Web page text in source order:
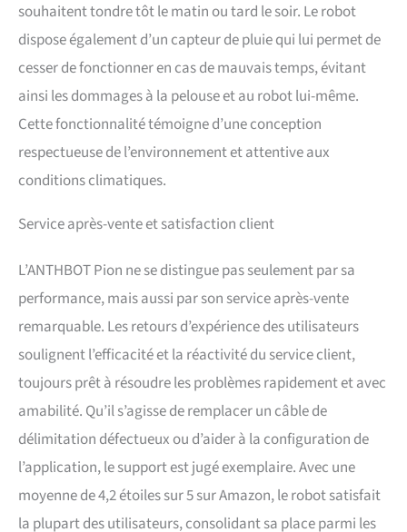
automatiquement pour
terminer le travail de tonte
avec succès 【Pentes de
poignée jusqu'à 45 % (24°)】
: notre robot tondeuse peut
gérer des pentes jusqu'à 45
% (24°). Équipé de capteurs
de bosses, il détecte les
pelouse. Avec un indice
permet d'être utilisé dans
légère et humide (la
détection de pluie doit être
désactivée via
l'application), et il peut être
facilement nettoyé avec un
tuyau d'arrosage 【Charge
automatique】: équipé
d'une grande batterie, notre
robot tondeuse offre 70
minutes de temps de coupe
efficace par charge. Lorsque
le niveau de la batterie
souhaitent tondre tôt le matin ou tard le soir. Le robot
dispose également d’un capteur de pluie qui lui permet de
cesser de fonctionner en cas de mauvais temps, évitant
ainsi les dommages à la pelouse et au robot lui-même.
Cette fonctionnalité témoigne d’une conception
respectueuse de l’environnement et attentive aux
conditions climatiques.
Service après-vente et satisfaction client
L’ANTHBOT Pion ne se distingue pas seulement par sa
performance, mais aussi par son service après-vente
remarquable. Les retours d’expérience des utilisateurs
soulignent l’efficacité et la réactivité du service client,
toujours prêt à résoudre les problèmes rapidement et avec
amabilité. Qu’il s’agisse de remplacer un câble de
délimitation défectueux ou d’aider à la configuration de
l’application, le support est jugé exemplaire. Avec une
moyenne de 4,2 étoiles sur 5 sur Amazon, le robot satisfait
la plupart des utilisateurs, consolidant sa place parmi les